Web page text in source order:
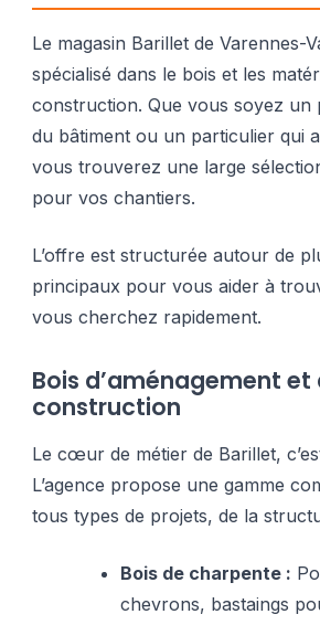
Le magasin Barillet de Varennes-
spécialisé dans le bois et les
construction. Que vous soyez un
du bâtiment ou un particulier qui
vous trouverez une large
pour vos chantiers.
L’offre est structurée autour de
principaux pour vous aider à
vous cherchez rapidement.
Bois d’aménagement et
construction
Le cœur de métier de Barillet,
L’agence propose une gamme
tous types de projets, de la
Bois de charpente :
chevrons, bastaings